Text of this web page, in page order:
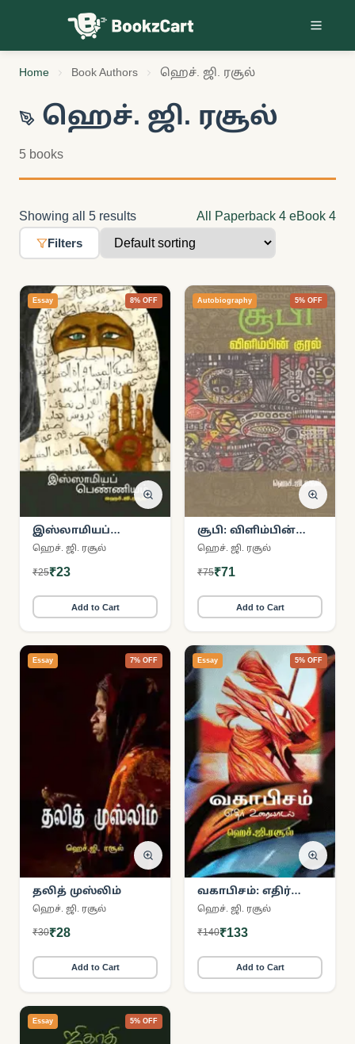
Skip to content
Home Book Authors ஹெச். ஜி. ரசூல்
ஹெச். ஜி. ரசூல்
5 books
Showing all 5 results All Paperback 4 eBook 4
Filters
Essay 8% OFF
இஸ்லாமியப்
பெண்ணியம்
ஹெச். ஜி. ரசூல்
₹25₹23
Add to Cart
Autobiography 5% OFF
சூபி: விளிம்பின்
குரல்
ஹெச். ஜி. ரசூல்
₹75₹71
Add to Cart
Essay 7% OFF
தலித் முஸ்லிம்
ஹெச். ஜி. ரசூல்
₹30₹28
Add to Cart
Essay 5% OFF
வகாபிசம்: எதிர்
உரையாடல்
ஹெச். ஜி. ரசூல்
₹140₹133
Add to Cart
Essay 5% OFF